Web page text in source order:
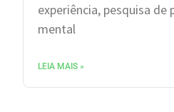
experiência, pesquisa de
mental
LEIA MAIS »